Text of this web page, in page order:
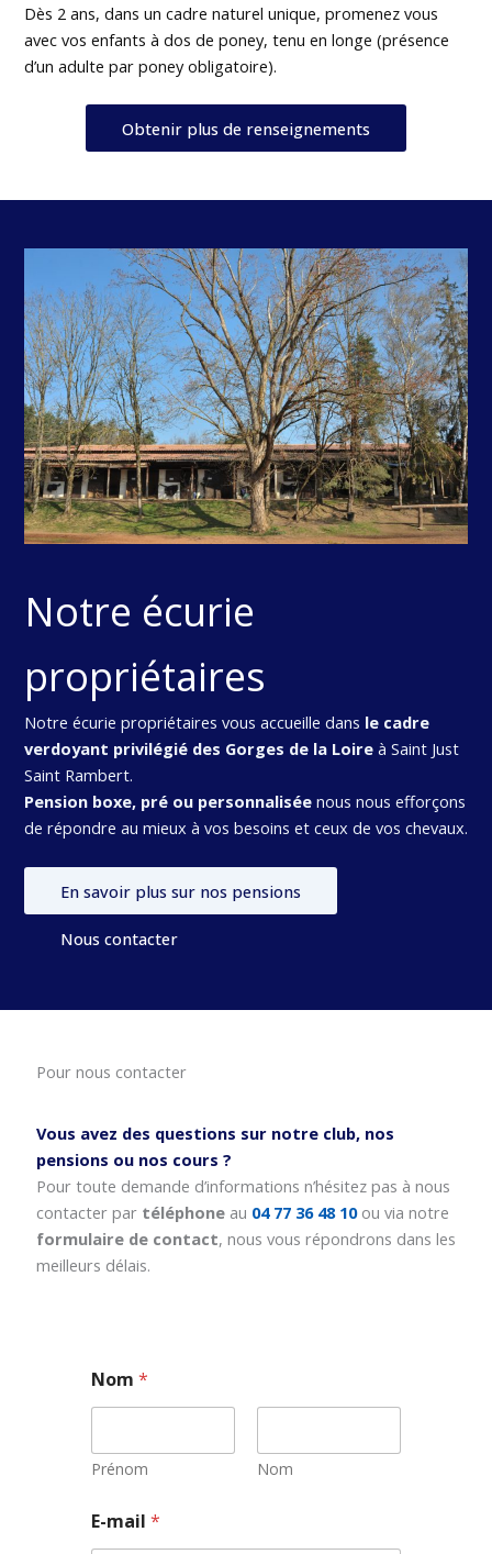
Dès 2 ans, dans un cadre naturel unique, promenez vous
avec vos enfants à dos de poney, tenu en longe (présence
d’un adulte par poney obligatoire).
Obtenir plus de renseignements
Notre écurie
propriétaires
Notre écurie propriétaires vous accueille dans le cadre
verdoyant privilégié des Gorges de la Loireà Saint Just
Saint Rambert.
Pension boxe, pré ou personnaliséenous nous efforçons
de répondre au mieux à vos besoins et ceux de vos chevaux.
En savoir plus sur nos pensions
Nous contacter
Pour nous contacter
Vous avez des questions sur notre club, nos
pensions ou nos cours ?
Pour toute demande d’informations n’hésitez pas à nous
contacter par téléphoneau 04 77 36 48 10 ou via notre
formulaire de contact, nous vous répondrons dans les
meilleurs délais.
Nom*
Prénom Nom
-
m
E-mail*